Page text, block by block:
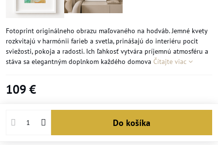
Fotoprint originálneho obrazu maľovaného na hodváb. Jemné kvety
rozkvitajú v harmónii farieb a svetla, prinášajú do interiéru pocit
sviežosti, pokoja a radosti. Ich ľahkosť vytvára príjemnú atmosféru a
stáva sa elegantným doplnkom každého domova Čítajte viac
109 €
Do košíka